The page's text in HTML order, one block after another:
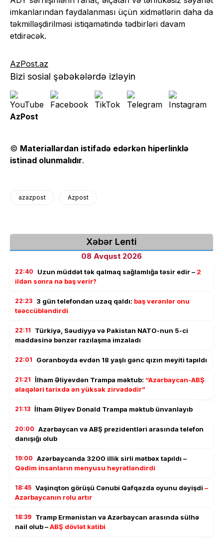
imkanlarından faydalanması üçün xidmətlərin daha da
təkmilləşdirilməsi istiqamətində tədbirləri davam
etdirəcək.
AzPost.az
Bizi sosial şəbəkələrdə izləyin
AzPost
© Materiallardan istifadə edərkən hiperlinklə
istinad olunmalıdır.
azazpost Azpost
Xəbər Lenti
08 Avqust 2026
22:40 Uzun müddət tək qalmaq sağlamlığa təsir edir – 2
ildən sonra nə baş verir?
22:23 3 gün telefondan uzaq qaldı: baş verənlər onu
təəccübləndirdi
22:11
Türkiyə, Səudiyyə və Pakistan NATO-nun 5-ci
maddəsinə bənzər razılaşma imzaladı
22:01 Goranboyda evdən 18 yaşlı gənc qızın meyiti tapıldı
21:21 İlham Əliyevdən Trampa məktub: “Azərbaycan-ABŞ
əlaqələri tarixdə ən yüksək zirvədədir”
21:13 İlham Əliyev Donald Trampa məktub ünvanlayıb
20:00 Azərbaycan və ABŞ prezidentləri arasında telefon
danışığı olub
19:00 Azərbaycanda 3200 illik sirli mətbəx tapıldı –
Qədim insanların menyusu heyrətləndirdi
18:45 Vaşinqton görüşü Cənubi Qafqazda oyunu dəyişdi –
Azərbaycanın rolu artır
18:39 Tramp Ermənistan və Azərbaycan arasında sülhə
nail olub –ABŞ dövlət katibi